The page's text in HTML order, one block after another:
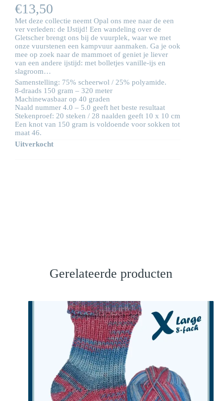
€13,50
Met deze collectie neemt Opal ons mee naar de een
ver verleden: de IJstijd! Een wandeling over de
Gletscher brengt ons bij de vuurplek, waar we met
onze vuurstenen een kampvuur aanmaken. Ga je ook
mee op zoek naar de mammoet of geniet je liever
van een andere ijstijd: met bolletjes vanille-ijs en
slagroom…
Samenstelling: 75% scheerwol / 25% polyamide.
8-draads 150 gram – 320 meter
Machinewasbaar op 40 graden
Naald nummer 4.0 – 5.0 geeft het beste resultaat
Stekenproef: 20 steken / 28 naalden geeft 10 x 10 cm
Een knot van 150 gram is voldoende voor sokken tot
maat 46.
Uitverkocht
Gerelateerde producten